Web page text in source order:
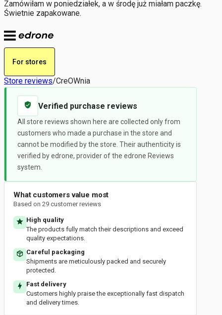
Zamówiłam w poniedziałek, a w środę już miałam paczkę.
Świetnie zapakowane.
For stores
Store reviews/CreOWnia
Verified purchase reviews
All store reviews shown here are collected only from
customers who made a purchase in the store and
cannot be modified by the store. Their authenticity is
verified by edrone, provider of the edrone Reviews
system.
What customers value most
Based on 29 customer reviews
High quality
The products fully match their descriptions and exceed
quality expectations.
Careful packaging
Shipments are meticulously packed and securely
protected.
Fast delivery
Customers highly praise the exceptionally fast dispatch
and delivery times.